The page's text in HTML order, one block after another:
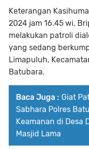
Keterangan
2024 jam 16.45 wi,
melakukan patroli
yang sedang
Limapuluh,
Batubara.
Baca Juga : Giat
Sabhara Polres
Keamanan di Desa
Masjid Lama